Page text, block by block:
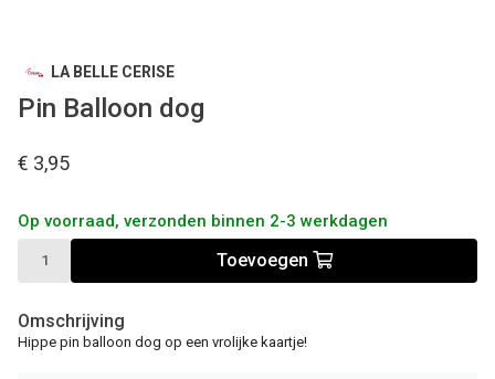
LA BELLE CERISE
Pin Balloon dog
€ 3,95
Op voorraad, verzonden binnen 2-3 werkdagen
Toevoegen
Omschrijving
Hippe pin balloon dog op een vrolijke kaartje!